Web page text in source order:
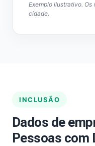
Exemplo ilustrativo. Os
cidade.
INCLUSÃO
Dados de
Pessoas com